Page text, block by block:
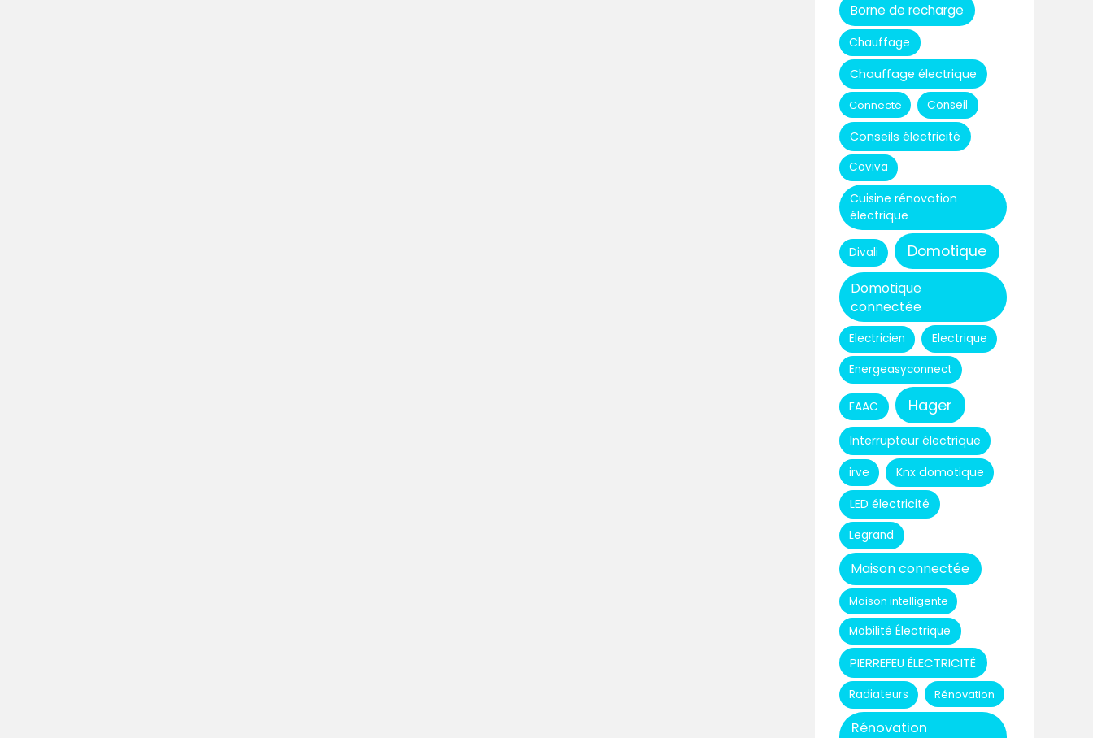
Borne de recharge
Chauffage
Chauffage électrique
Connecté Conseil
Conseils électricité
Coviva
Cuisine rénovation
électrique
Divali Domotique
Domotique
connectée
Electricien
Electrique
Energeasyconnect
FAAC Hager
Interrupteur électrique
irve
Knx domotique
LED électricité
Legrand
Maison connectée
Maison intelligente
Mobilité Électrique
PIERREFEU ÉLECTRICITÉ
Radiateurs Rénovation
Rénovation